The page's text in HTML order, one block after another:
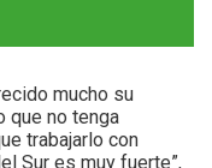
mucho su
que no tenga
trabajarlo con
Sur es muy fuerte”,